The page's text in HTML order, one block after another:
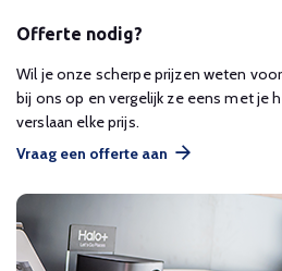
Offerte nodig?
Wil je onze scherpe prijzen weten
bij ons op en vergelijk ze eens met je
verslaan elke prijs.
Vraag een offerte aan